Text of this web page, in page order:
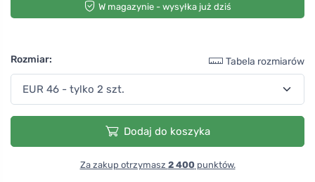
W magazynie - wysyłka już dziś
Rozmiar: Tabela rozmiarów
Dodaj do koszyka
Za zakup otrzymasz 2 400punktów.